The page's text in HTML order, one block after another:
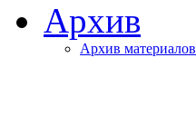
Архив
Архив материалов